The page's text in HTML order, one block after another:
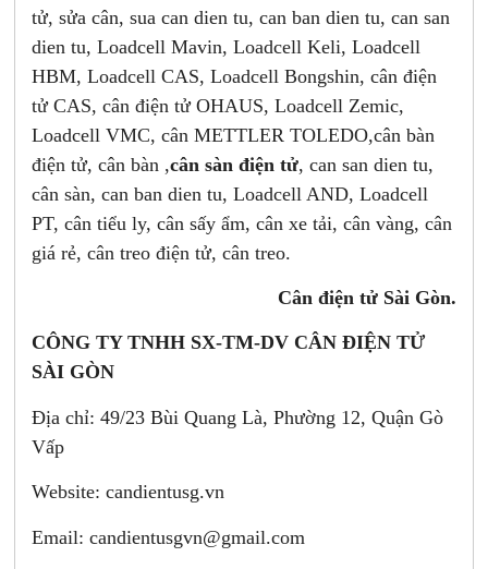
tử, sửa cân, sua can dien tu, can ban dien tu, can san
dien tu, Loadcell Mavin, Loadcell Keli, Loadcell
HBM, Loadcell CAS, Loadcell Bongshin, cân điện
tử CAS, cân điện tử OHAUS, Loadcell Zemic,
Loadcell VMC, cân METTLER TOLEDO,cân bàn
điện tử, cân bàn ,cân sàn điện tử, can san dien tu,
cân sàn, can ban dien tu, Loadcell AND, Loadcell
PT, cân tiểu ly, cân sấy ẩm, cân xe tải, cân vàng, cân
giá rẻ, cân treo điện tử, cân treo.
Cân điện tử Sài Gòn.
CÔNG TY TNHH SX-TM-DV CÂN ĐIỆN TỬ
SÀI GÒN
Địa chỉ: 49/23 Bùi Quang Là, Phường 12, Quận Gò
Vấp
Website: candientusg.vn
Email:candientusgvn@gmail.com